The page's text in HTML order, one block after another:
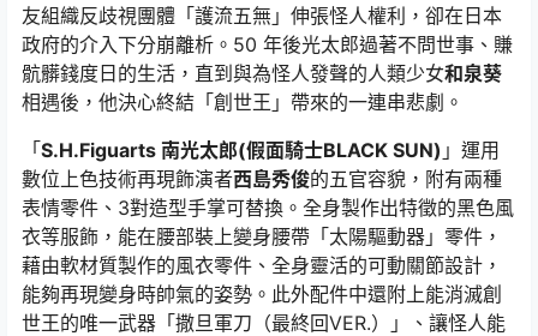
友組織反歧視團體「護流五無」伸張怪人權利，卻在日本
政府的介入下分崩離析。50 年後光太郎過著不問世事、賺
骯髒錢度日的生活，直到與為怪人發聲的人類少女和泉葵
相遇後，他決心終結「創世王」帶來的一連串悲劇。
「S.H.Figuarts 南光太郎(假面騎士BLACK SUN) 」運用
數位上色技術再現飾演者西島秀俊的五官容貌，附有兩種
表情零件、3對造型手掌可替換。全身製作出特徵的黑色風
衣等服飾，能在腰部裝上變身腰帶「太陽驅動器」零件，
藉由軟材質製作的風衣零件、全身靈活的可動關節設計，
能夠再現變身時帥氣的姿勢。此外配件中還附上能消滅創
世王的唯一武器「撒旦軍刀（最終回VER.）」、讓怪人能